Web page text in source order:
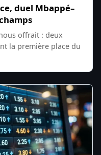
duel Mbappé–
offrait : deux
la première place du